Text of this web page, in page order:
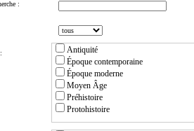
:
Antiquité
Époque contemporaine
Époque moderne
Moyen Âge
Préhistoire
Protohistoire